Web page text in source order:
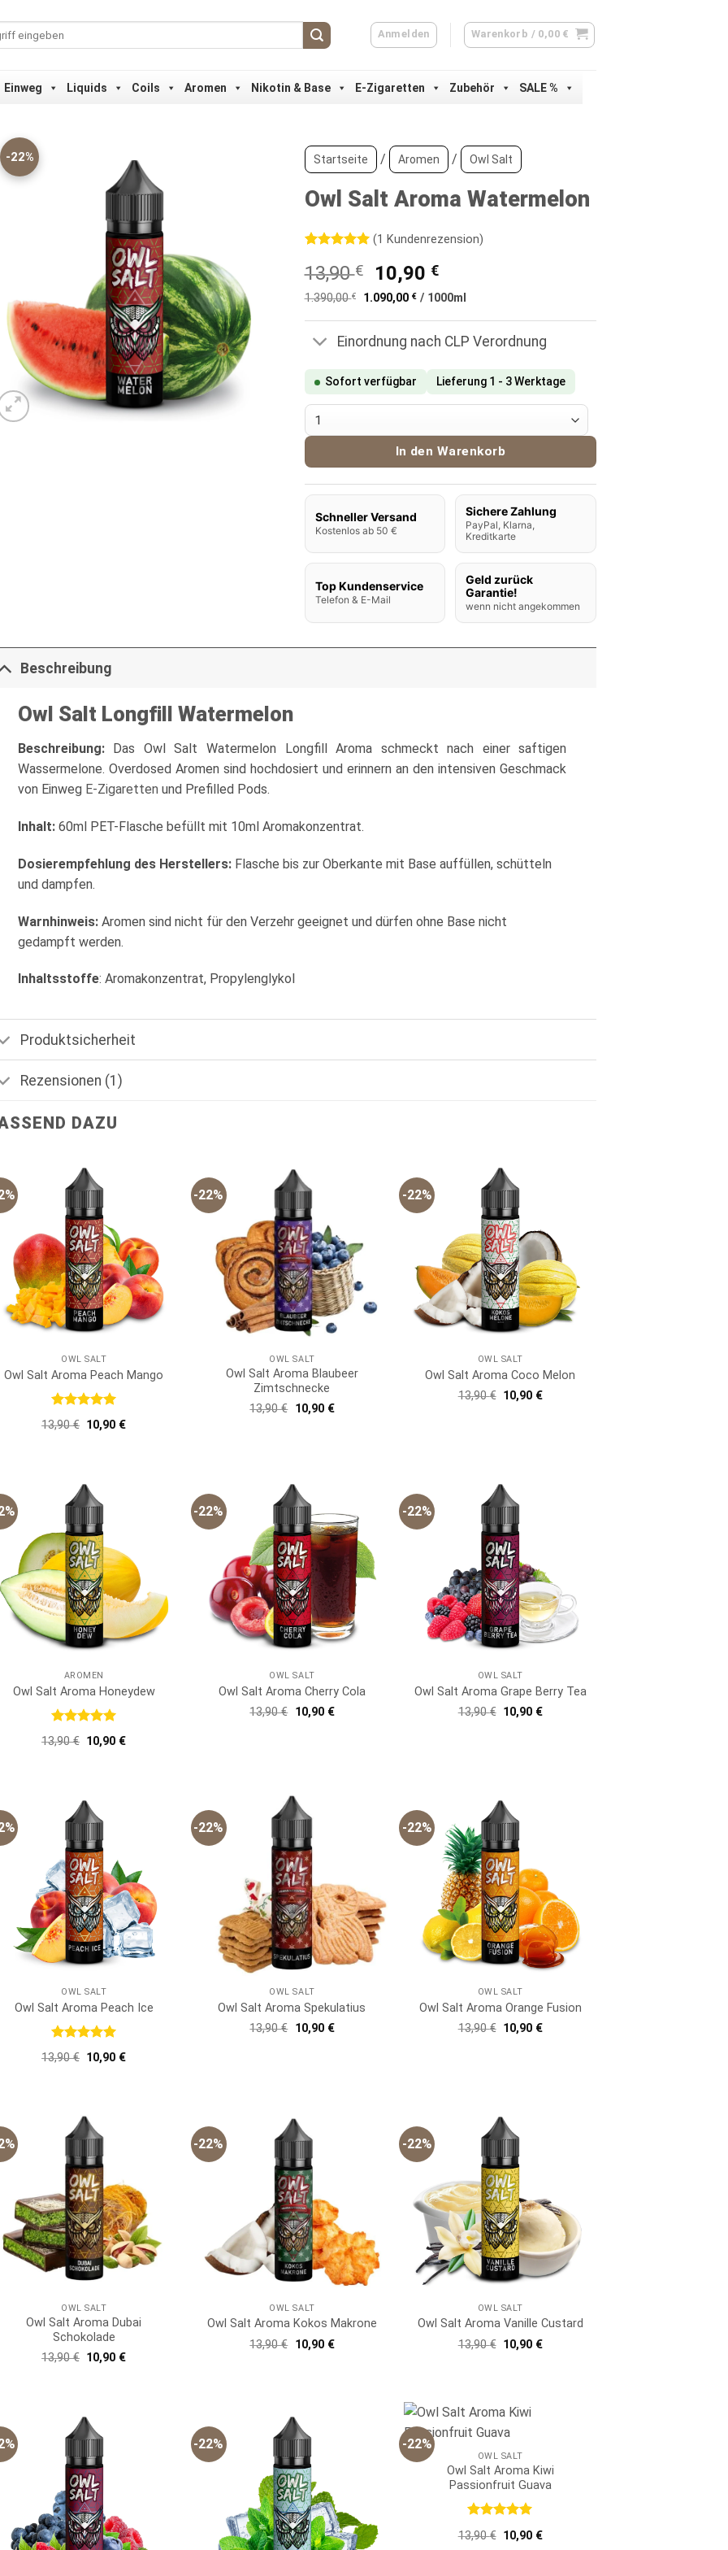
Anmelden Warenkorb / 0,00 €
Einweg Liquids Coils Aromen Nikotin & Base E-Zigaretten Zubehör SALE %
-22% Startseite / Aromen / Owl Salt
Owl Salt Aroma Watermelon
mit 5von
5, basierend
auf
(1 Kundenrezension)
13,90€
Ursprünglicher
Preis
war:
13,90 €
10,90 €Aktueller
Preis
10,90 €.
1.390,00€ 1.090,00 €/ 1000ml
Einordnung nach CLP Verordnung
Sofort verfügbar Lieferung 1 - 3 Werktage
Owl Salt Aroma Watermelon Menge
In den Warenkorb
Schneller Versand
Kostenlos ab 50 €
Sichere Zahlung
PayPal, Klarna,
Kreditkarte
Top Kundenservice
Telefon & E-Mail
Geld zurück
Garantie!
wenn nicht angekommen
Beschreibung
Owl Salt Longfill Watermelon
Beschreibung:Das Owl Salt Watermelon Longfill Aroma schmeckt nach einer saftigen
Wassermelone. Overdosed Aromen sind hochdosiert und erinnern an den intensiven Geschmack
von Einweg E-Zigaretten und Prefilled Pods.
Inhalt:60ml PET-Flasche befüllt mit 10ml Aromakonzentrat.
Dosierempfehlung des Herstellers:Flasche bis zur Oberkante mit Base auffüllen, schütteln
und dampfen.
Warnhinweis:Aromen sind nicht für den Verzehr geeignet und dürfen ohne Base nicht
gedampft werden.
Inhaltsstoffe: Aromakonzentrat, Propylenglykol
Produktsicherheit
Rezensionen (1)
DAZU
OWL SALT
Owl Salt Aroma Peach Mango
Bewertet
mit 5
von
13,90€ Ursprünglicher
Preis
10,90 €Aktueller
-22%
OWL SALT
Owl Salt Aroma Blaubeer
Zimtschnecke
13,90€ Ursprünglicher
Preis
10,90 €Aktueller
-22%
OWL SALT
Owl Salt Aroma Coco Melon
13,90€ Ursprünglicher
Preis
10,90 €Aktueller
AROMEN
Owl Salt Aroma Honeydew
Bewertet
mit 5
von
13,90€ Ursprünglicher
Preis
10,90 €Aktueller
-22%
OWL SALT
Owl Salt Aroma Cherry Cola
13,90€ Ursprünglicher
Preis
10,90 €Aktueller
-22%
OWL SALT
Owl Salt Aroma Grape Berry Tea
13,90€ Ursprünglicher
Preis
10,90 €Aktueller
OWL SALT
Owl Salt Aroma Peach Ice
Bewertet
mit 5
von
13,90€ Ursprünglicher
Preis
10,90 €Aktueller
-22%
OWL SALT
Owl Salt Aroma Spekulatius
13,90€ Ursprünglicher
Preis
10,90 €Aktueller
-22%
OWL SALT
Owl Salt Aroma Orange Fusion
13,90€ Ursprünglicher
Preis
10,90 €Aktueller
OWL SALT
Owl Salt Aroma Dubai
Schokolade
13,90€ Ursprünglicher
Preis
10,90 €Aktueller
-22%
OWL SALT
Owl Salt Aroma Kokos Makrone
13,90€ Ursprünglicher
Preis
10,90 €Aktueller
-22%
OWL SALT
Owl Salt Aroma Vanille Custard
13,90€ Ursprünglicher
Preis
10,90 €Aktueller
-22% -22%
OWL SALT
Owl Salt Aroma Kiwi
Passionfruit Guava
Bewertet
mit5 von
13,90€ Ursprünglicher
Preis
10,90 €Aktueller